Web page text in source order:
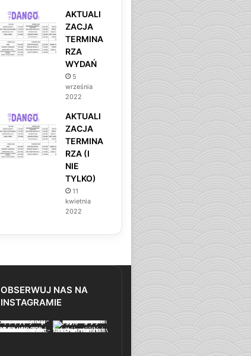
AKTUALI
ZACJA
TERMINA
RZA
WYDAŃ
5
września
2022
AKTUALI
ZACJA
TERMINA
RZA (I
NIE
TYLKO)
11
kwietnia
2022
OBSERWUJ NAS NA
INSTAGRAMIE